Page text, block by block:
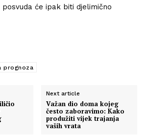
će ipak biti djelimično
prognoza
Next article
Važan dio doma kojeg
često zaboravimo: Kako
produžiti vijek trajanja
vaših vrata